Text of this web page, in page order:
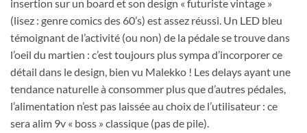
insertion sur un board et son design « futuriste vintage »
(lisez : genre comics des 60’s) est assez réussi. Un LED bleu
témoignant de l’activité (ou non) de la pédale se trouve dans
l’oeil du martien : c’est toujours plus sympa d’incorporer ce
détail dans le design, bien vu Malekko ! Les delays ayant une
tendance naturelle à consommer plus que d’autres pédales,
l’alimentation n’est pas laissée au choix de l’utilisateur : ce
sera alim 9v « boss » classique (pas de pile).